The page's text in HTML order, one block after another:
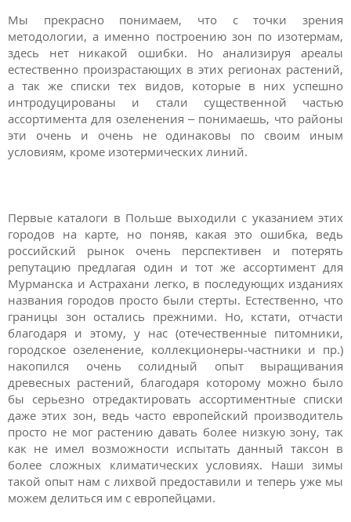
Мы прекрасно понимаем, что с точки зрения
методологии, а именно построению зон по изотермам,
здесь нет никакой ошибки. Но анализируя ареалы
естественно произрастающих в этих регионах растений,
а так же списки тех видов, которые в них успешно
интродуцированы и стали существенной частью
ассортимента для озеленения – понимаешь, что районы
эти очень и очень не одинаковы по своим иным
условиям, кроме изотермических линий.
Первые каталоги в Польше выходили с указанием этих
городов на карте, но поняв, какая это ошибка, ведь
российский рынок очень перспективен и потерять
репутацию предлагая один и тот же ассортимент для
Мурманска и Астрахани легко, в последующих изданиях
названия городов просто были стерты. Естественно, что
границы зон остались прежними. Но, кстати, отчасти
благодаря и этому, у нас (отечественные питомники,
городское озеленение, коллекционеры-частники и пр.)
накопился очень солидный опыт выращивания
древесных растений, благодаря которому можно было
бы серьезно отредактировать ассортиментные списки
даже этих зон, ведь часто европейский производитель
просто не мог растению давать более низкую зону, так
как не имел возможности испытать данный таксон в
более сложных климатических условиях. Наши зимы
такой опыт нам с лихвой предоставили и теперь уже мы
можем делиться им с европейцами.